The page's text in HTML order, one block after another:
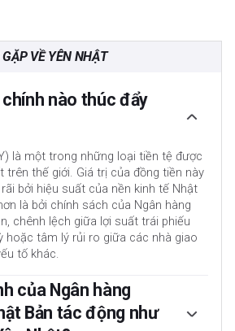
VỀ YÊN NHẬT
chính nào thúc đẩy
là một trong những loại tiền tệ được
trên thế giới. Giá trị của đồng tiền này
bởi hiệu suất của nền kinh tế Nhật
là bởi chính sách của Ngân hàng
chênh lệch giữa lợi suất trái phiếu
hoặc tâm lý rủi ro giữa các nhà giao
tố khác.
của Ngân hàng
Bản tác động như